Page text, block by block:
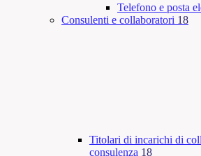
Telefono e posta
Consulenti e collaboratori 18
Titolari di incarichi di
consulenza 18